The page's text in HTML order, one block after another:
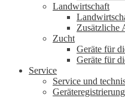
Landwirtschaft
Zusätzliche
Zucht
Geräte für
Geräte für
Service
Service und
Geräteregistrierung